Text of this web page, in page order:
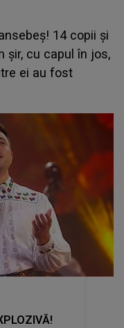
14 copii și
șir, cu capul în jos,
ei au fost